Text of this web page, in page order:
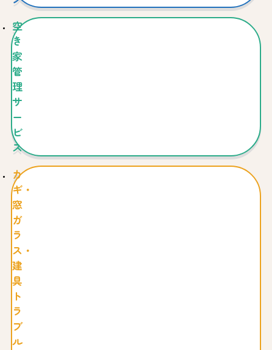
空
き
家
管
理
サ
ー
ビ
ス
カ
ギ・
窓
ガ
ラ
ス・
建
具
ト
ラ
ブ
ル